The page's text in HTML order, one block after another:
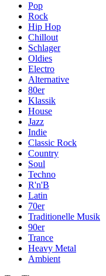
Pop
Rock
Hip Hop
Chillout
Schlager
Oldies
Electro
Alternative
80er
Klassik
House
Jazz
Indie
Classic Rock
Country
Soul
Techno
R'n'B
Latin
70er
Traditionelle Musik
90er
Trance
Heavy Metal
Ambient